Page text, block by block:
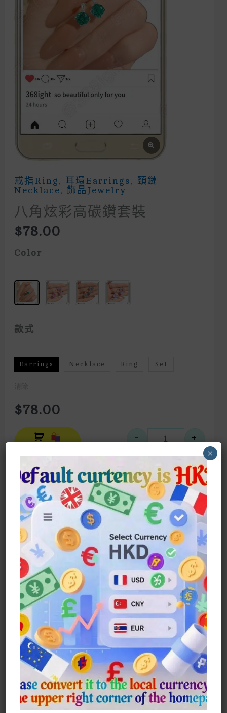
戒指Ring , 耳環Earrings , 頸鏈
Necklace, 飾品Jewelry
八角炫彩高碳鑽套裝
$78.00
Color
款式
Earrings Necklace Ring Set
$78.00
八角炫彩高
- +
Style
Facebook
Twitter
Email
WhatsApp
LineMessenger
描述
額外資訊
限時搶！ 八角炫彩高碳鑽套裝，點亮你
的夏天穿搭
姐妹們！ 終於等到這款爆火的【八角炫彩
高碳鑽套裝】啦！
粉紅/綠色/炫彩/淡紫，4色任選，每種都
美到心尖尖上！
高碳鑽閃到爆：八角切割工藝+頂級高
碳鑽，陽光下360°光芒炸場！ 戴它出街，
秒變人群C位！
一組搞定全身搭配：戒指/項鍊/耳環，
單件可購，全套更划算！ 一組入手，輕鬆
搭出百變風格！
單件精緻，全套奢華，總有一款適合
你！
×